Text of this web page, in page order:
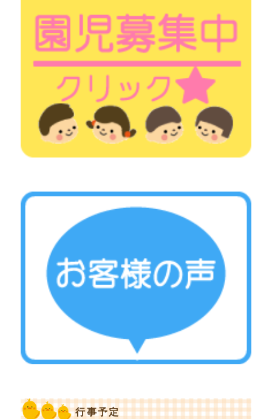
ン
行事予定